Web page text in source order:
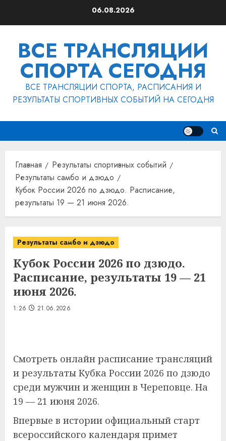
06.08.2026
ВСЕ ТРАНСЛЯЦИИ
СПОРТА СЕГОДНЯ
ВСЕ ТРАНСЛЯЦИИ СПОРТА, РАСПИСАНИЯ И
РЕЗУЛЬТАТЫ СПОРТИВНЫХ СОБЫТИЙ НА СЕГОДНЯ
Главная
Результаты спортивных событий
Результаты самбо и дзюдо
Кубок России 2026 по дзюдо. Расписание,
результаты 19 — 21 июня 2026.
Результаты самбо и дзюдо
Кубок России 2026 по дзюдо.
Расписание, результаты 19 — 21
июня 2026.
1:26 21.06.2026
Смотреть онлайн расписание трансляций
и результаты Кубка России 2026 по дзюдо
среди мужчин и женщин в Череповце. На
19 — 21 июня 2026.
Впервые в истории официальный старт
всероссийского календаря примет